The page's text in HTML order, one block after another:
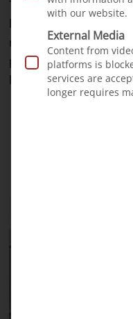
Tuan was born with a
lives with his family in
northern Vietnam.
properly. He often
little weight. His
with our website.
External Media
Content from
platforms is
services are
longer requires